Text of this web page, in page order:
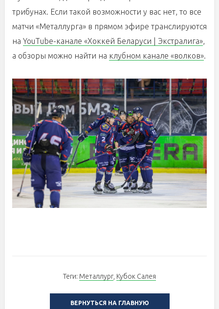
трибунах. Если такой возможности у вас нет, то все
матчи «Металлурга» в прямом эфире транслируются
на YouTube-канале «Хоккей Беларуси | Экстралига»,
а обзоры можно найти на клубном канале «волков».
Теги: Металлург, Кубок Салея
ВЕРНУТЬСЯ НА ГЛАВНУЮ